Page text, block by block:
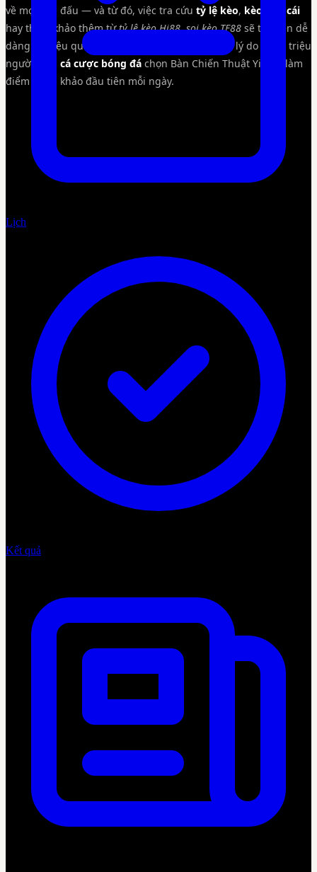
về mọi giải đấu — và từ đó, việc tra cứu tỷ lệ kèo, kèo nhà cái
hay tham khảo thêm từtỷ lệ kèo Hi88,soi kèo TF88 sẽ trở nên dễ
dàng và hiệu quả hơn bao giờ hết. Đây chính là lý do hàng triệu
người chơi cá cược bóng đá chọn Bàn Chiến Thuật Yinma làm
điểm tham khảo đầu tiên mỗi ngày.
Lịch
Kết quả